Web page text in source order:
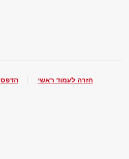
חזרה לעמוד ראשי הדפס